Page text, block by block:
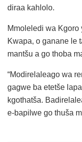
diraa kahlolo.
Mmoleledi wa
Kwapa, o ganane le
mantšu a go thoba
“Modirelaleago wa
gagwe ba etetše
kgothatša.
e-bapilwe go thuša